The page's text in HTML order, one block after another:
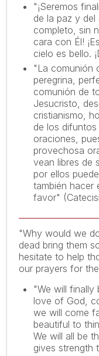
"¡Seremos
de la paz y
completo, sin
cara con Él!
cielo es bello.
"La comunión
peregrina,
comunión de
Jesucristo,
cristianismo,
de los
oraciones,
provechosa
vean libres de
por ellos
también hacer
favor"
"Why would we
dead bring them
hesitate to help
our prayers for
"We will
love of God,
we will come
beautiful to
We will all be
gives strength